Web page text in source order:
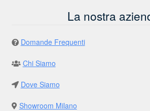
La nostra
Domande Frequenti
Chi Siamo
Dove Siamo
Showroom Milano